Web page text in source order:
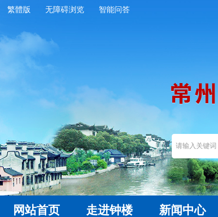
繁體版 无障碍浏览 智能问答
网站首页 走进钟楼 新闻中心